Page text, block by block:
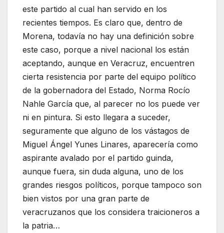
este partido al cual han servido en los
recientes tiempos. Es claro que, dentro de
Morena, todavía no hay una definición sobre
este caso, porque a nivel nacional los están
aceptando, aunque en Veracruz, encuentren
cierta resistencia por parte del equipo político
de la gobernadora del Estado, Norma Rocío
Nahle García que, al parecer no los puede ver
ni en pintura. Si esto llegara a suceder,
seguramente que alguno de los vástagos de
Miguel Ángel Yunes Linares, aparecería como
aspirante avalado por el partido guinda,
aunque fuera, sin duda alguna, uno de los
grandes riesgos políticos, porque tampoco son
bien vistos por una gran parte de
veracruzanos que los considera traicioneros a
la patria…